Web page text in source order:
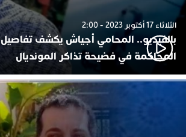
الثلاثاء 17 أكتوبر 2023 - 2:00
بالفيديو.. المحامي أجياش يكشف تفاصيل
المحاكمة في فضيحة تذاكر المونديال